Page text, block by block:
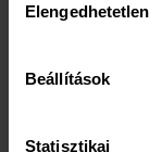
kiválasztása
Elengedhetetlen
Beállítások
Statisztikai